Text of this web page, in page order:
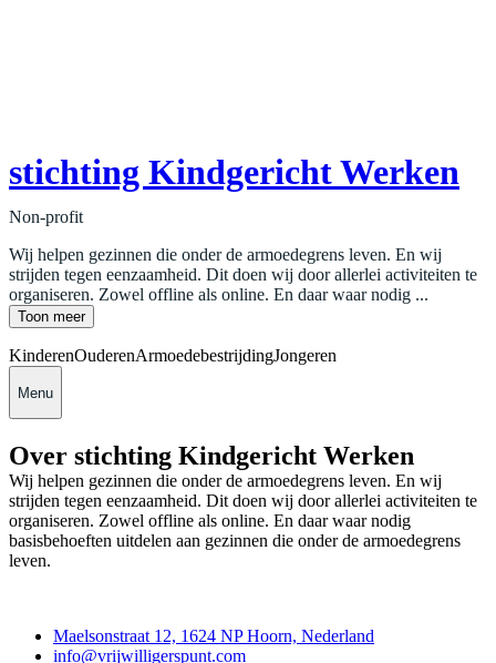
stichting Kindgericht Werken
Non-profit
Wij helpen gezinnen die onder de armoedegrens leven. En wij
strijden tegen eenzaamheid. Dit doen wij door allerlei activiteiten te
organiseren. Zowel offline als online. En daar waar nodig ...
Toon meer
KinderenOuderenArmoedebestrijdingJongeren
Menu
Over stichting Kindgericht Werken
Wij helpen gezinnen die onder de armoedegrens leven. En wij
strijden tegen eenzaamheid. Dit doen wij door allerlei activiteiten te
organiseren. Zowel offline als online. En daar waar nodig
basisbehoeften uitdelen aan gezinnen die onder de armoedegrens
leven.
Maelsonstraat 12, 1624 NP Hoorn, Nederland
info@vrijwilligerspunt.com